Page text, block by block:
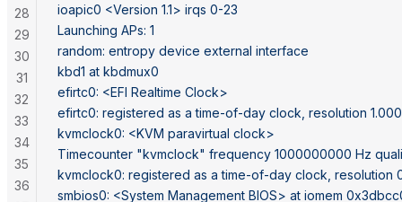
ioapic0 <Version 1.1> irqs 0-23
Launching APs: 1
random: entropy device external interface
kbd1 at kbdmux0
efirtc0: <EFI Realtime Clock>
efirtc0: registered as a time-of-day clock, resolution
kvmclock0: <KVM paravirtual clock>
Timecounter "kvmclock" frequency 1000000000 Hz
kvmclock0: registered as a time-of-day clock, resolution
smbios0: <System Management BIOS> at iomem
28
29
30
31
32
33
34
35
36